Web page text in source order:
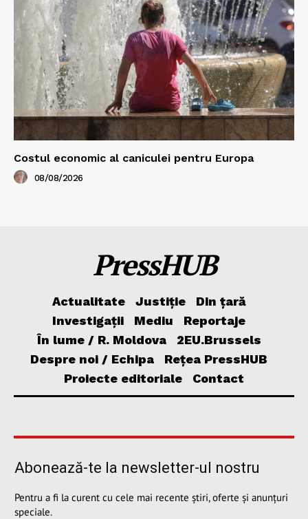
Costul economic al caniculei pentru Europa
08/08/2026
PressHUB
Actualitate Justiție
Din țară
Investigații
Mediu
Reportaje
În lume / R. Moldova
2EU.Brussels
Despre noi / Echipa
Rețea PressHUB
Proiecte editoriale
Contact
Abonează-te la newsletter-ul nostru
Pentru a fi la curent cu cele mai recente știri, oferte și anunțuri
speciale.